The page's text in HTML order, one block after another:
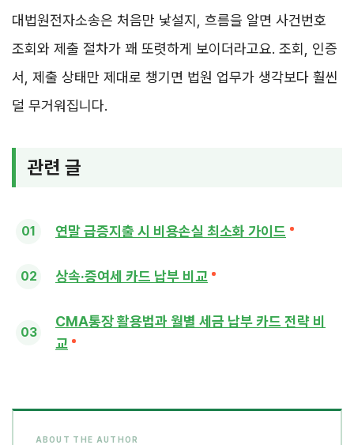
대법원전자소송은 처음만 낯설지, 흐름을 알면 사건번호
조회와 제출 절차가 꽤 또렷하게 보이더라고요. 조회, 인증
서, 제출 상태만 제대로 챙기면 법원 업무가 생각보다 훨씬
덜 무거워집니다.
관련 글
연말 급증지출 시 비용손실 최소화 가이드
상속·증여세 카드 납부 비교
CMA통장 활용법과 월별 세금 납부 카드 전략 비
교
ABOUT THE AUTHOR